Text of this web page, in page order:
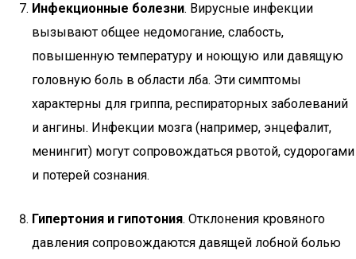
Инфекционные болезни. Вирусные инфекции
вызывают общее недомогание, слабость,
повышенную температуру и ноющую или давящую
головную боль в области лба. Эти симптомы
характерны для гриппа, респираторных заболеваний
и ангины. Инфекции мозга (например, энцефалит,
менингит) могут сопровождаться рвотой, судорогами
и потерей сознания.
Гипертония и гипотония. Отклонения кровяного
давления сопровождаются давящей лобной болью